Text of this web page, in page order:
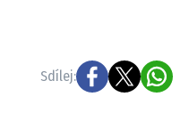
Sdílej: